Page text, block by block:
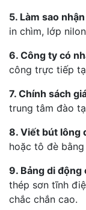
5. Làm sao
in chìm, lớp
6. Công ty có
công trực tiếp
7. Chính sách
trung tâm đào
8. Viết bút lông
hoặc tô đè
9. Bảng di động
thép sơn tĩnh
chắc chắn cao.